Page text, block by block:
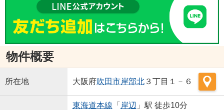
物件概要
所在地 大阪府吹田市岸部北３丁目１－６
東海道本線 「 岸辺 」駅 徒歩10分